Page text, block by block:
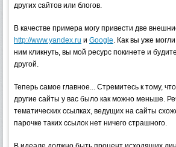
других сайтов или блогов.
В качестве примера могу привести две
http://www.yandex.ru и Google . Как вы уже
ним кликнуть, вы мой ресурс покинете и
другой.
Теперь самое главное... Стремитесь к тому,
другие сайты у вас было как можно меньше.
тематических ссылках, ведущих на сайты
парочке таких ссылок нет ничего страшного.